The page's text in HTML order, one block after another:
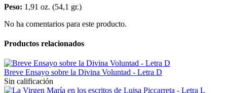
Peso: 1,91 oz. (54,1 gr.)
No ha comentarios para este producto.
Productos relacionados
Breve Ensayo sobre la Divina Voluntad - Letra D
Sin calificación